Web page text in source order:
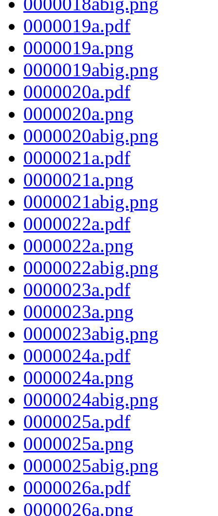
0000019a.pdf
0000019a.png
0000019abig.png
0000020a.pdf
0000020a.png
0000020abig.png
0000021a.pdf
0000021a.png
0000021abig.png
0000022a.pdf
0000022a.png
0000022abig.png
0000023a.pdf
0000023a.png
0000023abig.png
0000024a.pdf
0000024a.png
0000024abig.png
0000025a.pdf
0000025a.png
0000025abig.png
0000026a.pdf
0000026a.png